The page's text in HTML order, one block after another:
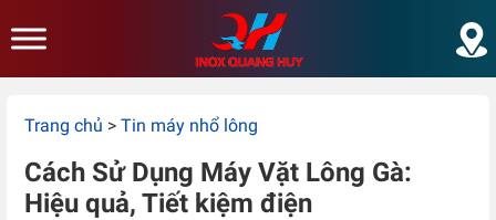
Trang chủ > Tin máy nhổ lông
Cách Sử Dụng Máy Vặt Lông Gà:
Hiệu quả, Tiết kiệm điện